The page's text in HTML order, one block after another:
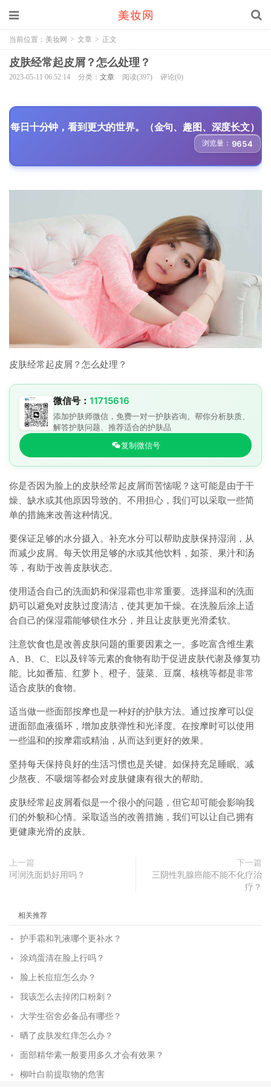
当前位置： 美妆网 > 文章 > 正文
皮肤经常起皮屑？怎么处理？
2023-05-11 06:52:14 分类： 文章 阅读(397) 评论(0)
每日十分钟，看到更大的世界。（金句、趣图、深度长文）
浏览量： 9654
皮肤经常起皮屑？怎么处理？
微信号： 11715616
添加护肤师微信，免费一对一护肤咨询。帮你分析肤质、
解答护肤问题、推荐适合的护肤品
复制微信号
你是否因为脸上的皮肤经常起皮屑而苦恼呢？这可能是由于干
燥、缺水或其他原因导致的。不用担心，我们可以采取一些简
单的措施来改善这种情况。
要保证足够的水分摄入。补充水分可以帮助皮肤保持湿润，从
而减少皮屑。每天饮用足够的水或其他饮料，如茶、果汁和汤
等，有助于改善皮肤状态。
使用适合自己的洗面奶和保湿霜也非常重要。选择温和的洗面
奶可以避免对皮肤过度清洁，使其更加干燥。在洗脸后涂上适
合自己的保湿霜能够锁住水分，并且让皮肤更光滑柔软。
注意饮食也是改善皮肤问题的重要因素之一。多吃富含维生素
A、B、C、E以及锌等元素的食物有助于促进皮肤代谢及修复功
能。比如番茄、红萝卜、橙子、菠菜、豆腐、核桃等都是非常
适合皮肤的食物。
适当做一些面部按摩也是一种好的护肤方法。通过按摩可以促
进面部血液循环，增加皮肤弹性和光泽度。在按摩时可以使用
一些温和的按摩霜或精油，从而达到更好的效果。
坚持每天保持良好的生活习惯也是关键。如保持充足睡眠、减
少熬夜、不吸烟等都会对皮肤健康有很大的帮助。
皮肤经常起皮屑看似是一个很小的问题，但它却可能会影响我
们的外貌和心情。采取适当的改善措施，我们可以让自己拥有
更健康光滑的皮肤。
上一篇
珂润洗面奶好用吗？
下一篇
三阴性乳腺癌能不能不化疗治
疗？
相关推荐
护手霜和乳液哪个更补水？
涂鸡蛋清在脸上行吗？
脸上长痘痘怎么办？
我该怎么去掉闭口粉刺？
大学生宿舍必备品有哪些？
晒了皮肤发红痒怎么办？
面部精华素一般要用多久才会有效果？
柳叶白前提取物的危害